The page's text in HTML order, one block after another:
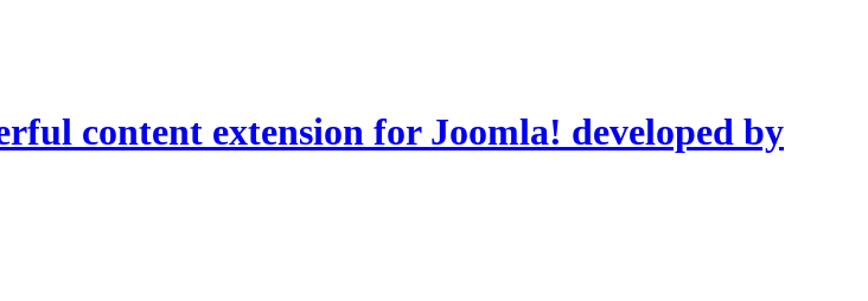
content extension for Joomla! developed by